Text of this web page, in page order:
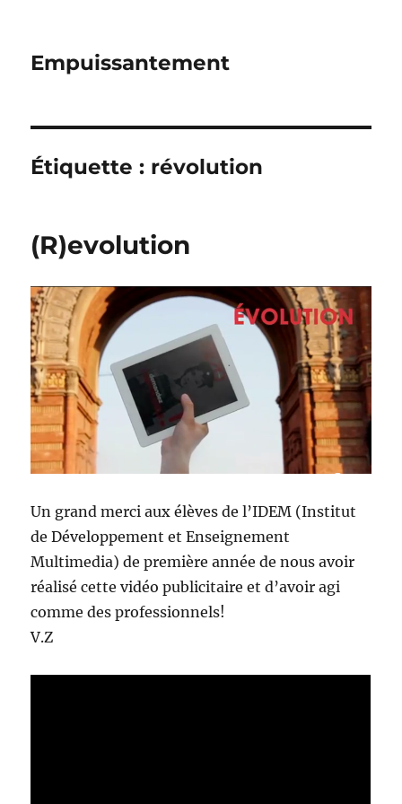
Empuissantement
Étiquette : révolution
(R)evolution
Un grand merci aux élèves de l’IDEM (Institut
de Développement et Enseignement
Multimedia) de première année de nous avoir
réalisé cette vidéo publicitaire et d’avoir agi
comme des professionnels!
V.Z